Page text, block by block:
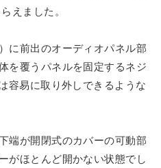
えました。
に前出のオーディオパネル部
を覆うパネルを固定するネジ
容易に取り外しできるような
端が開閉式のカバーの可動部
がほとんど開かない状態でし